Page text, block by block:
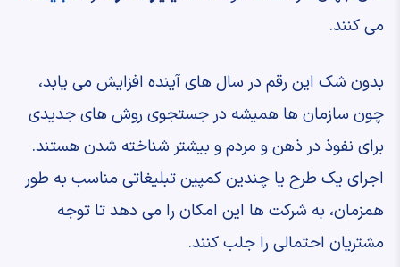
می کنند.
بدون شک این رقم در سال های آینده افزایش می یابد،
چون سازمان ها همیشه در جستجوی روش های جدیدی
برای نفوذ در ذهن و مردم و بیشتر شناخته شدن هستند.
اجرای یک طرح یا چندین کمپین تبلیغاتی مناسب به طور
همزمان، به شرکت ها این امکان را می دهد تا توجه
مشتریان احتمالی را جلب کنند.